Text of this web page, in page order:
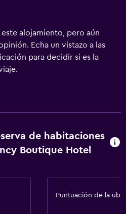
este alojamiento, pero aún
Echa un vistazo a las
para decidir si es la
de habitaciones
Boutique Hotel
Puntuación de la